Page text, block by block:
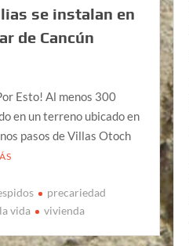
se instalan en
de Cancún
Esto! Al menos 300
en un terreno ubicado en
pasos de Villas Otoch
precariedad
vida vivienda